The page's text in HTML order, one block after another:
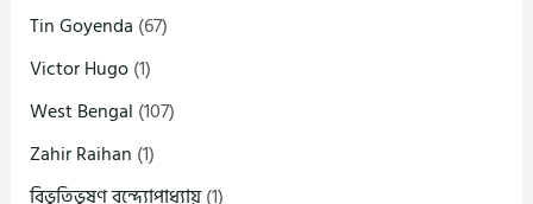
Tin Goyenda (67)
Victor Hugo(1)
West Bengal (107)
Zahir Raihan (1)
বিভূতিভূষণ বন্দ্যোপাধ্যায়(1)